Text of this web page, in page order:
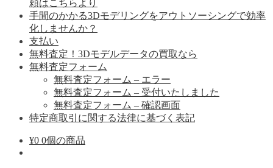
頼はこちらより
手間のかかる3Dモデリングをアウトソーシングで効率
化しませんか？
支払い
無料査定！3Dモデルデータの買取なら
無料査定フォーム
無料査定フォーム – エラー
無料査定フォーム – 受付いたしました
無料査定フォーム – 確認画面
特定商取引に関する法律に基づく表記
¥0 0個の商品